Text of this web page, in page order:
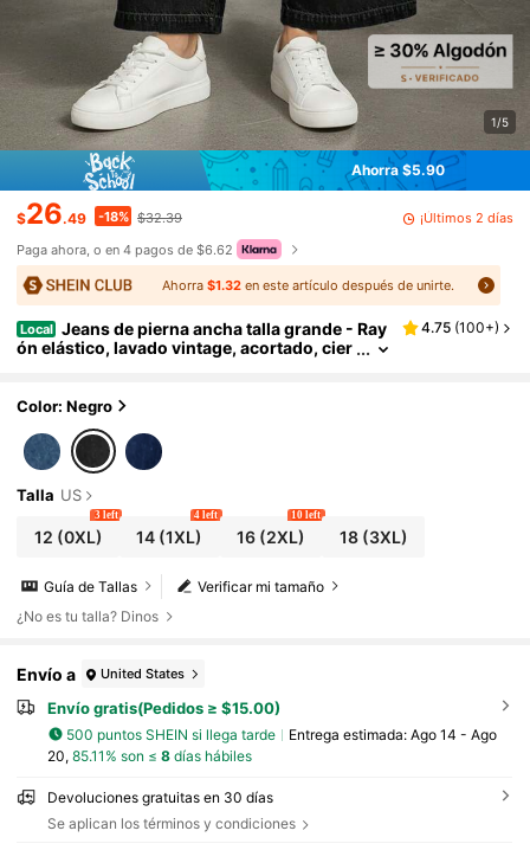
1/5
Ahorra $5.90
$26.49 -18% $32.39
¡Últimos 2 días
Paga ahora, o en 4 pagos de $6.62
Ahorra$1.32 en este artículo después de unirte.
Local Jeans de pierna ancha talla grande - Ray
ón elástico, lavado vintage, acortado, cier
ara uso casual primavera negro
4.75 (100+)
Color: Negro
Talla US
12 (0XL)
3 left
14 (1XL)
4 left
16(2XL)
10 left
18(3XL)
Verificar mi tamaño
Guía de Tallas
¿No es tu talla? Dinos
Envío a United States
Envío gratis(Pedidos ≥ $15.00)
500 puntos SHEIN si llega tarde Entrega estimada: Ago 14 - Ago
20, 85.11% son ≤ 8días hábiles
Devoluciones gratuitas en 30 días
Se aplican los términos y condiciones